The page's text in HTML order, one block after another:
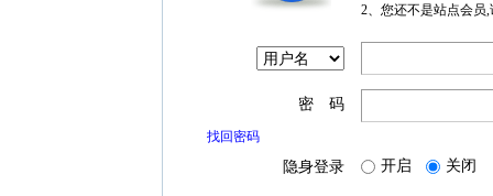
2、您还不是站点会员
密 码
找回密码
隐身登录 开启 关闭